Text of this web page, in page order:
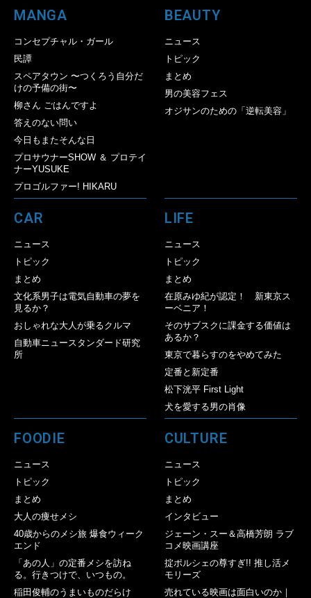
MANGA
コンセプチャル・ガール
民譚
スペアタウン 〜つくろう自分だ
けの予備の街〜
柳さん ごはんですよ
答えのない問い
今日もまたそんな日
プロサウナーSHOW ＆ プロテイ
ナーYUSUKE
プロゴルファー! HIKARU
BEAUTY
ニュース
トピック
まとめ
男の美容フェス
オジサンのための「逆転美容」
CAR
ニュース
トピック
まとめ
文化系男子は電気自動車の夢を
見るか？
おしゃれな大人が乗るクルマ
自動車ニュースタンダード研究
所
LIFE
ニュース
トピック
まとめ
在原みゆ紀が認定！ 新東京ス
ーベニア！
そのサブスクに課金する価値は
あるか？
東京で暮らすのをやめてみた
定番と新定番
松下洸平 First Light
犬を愛する男の肖像
FOODIE
ニュース
トピック
まとめ
大人の痩せメシ
40歳からのメシ旅 爆食ウィーク
エンド
「あの人」の定番メシを訪ね
る。行きつけで、いつもの。
稲田俊輔のうまいものだらけ
CULTURE
ニュース
トピック
まとめ
インタビュー
ジェーン・スー＆高橋芳朗 ラブ
コメ映画講座
掟ポルシェの尊すぎ!! 推し活メ
モリーズ
売れている映画は面白いのか｜